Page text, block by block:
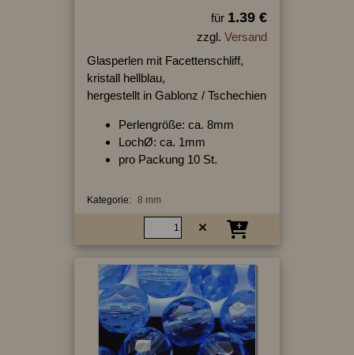
für 1.39 €
zzgl. Versand
Glasperlen mit Facettenschliff,
kristall hellblau,
hergestellt in Gablonz / Tschechien
Perlengröße: ca. 8mm
LochØ: ca. 1mm
pro Packung 10 St.
Kategorie: 8 mm